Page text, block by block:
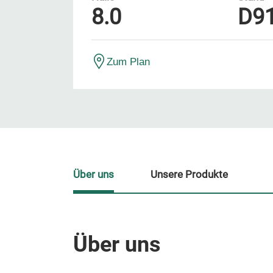
8.0
Zum Plan
Über uns
Über uns Unsere Produkte